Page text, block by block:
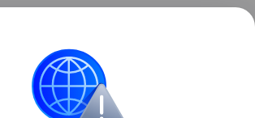
видео о звездах, которые